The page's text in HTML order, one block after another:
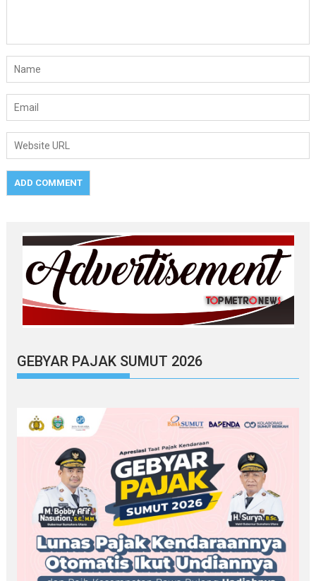
GEBYAR PAJAK SUMUT 2026